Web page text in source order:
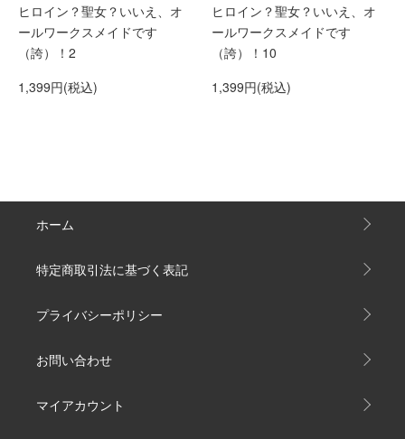
ヒロイン？聖女？いいえ、オ
ールワークスメイドです
（誇）！2
1,399円(税込)
ヒロイン？聖女？いいえ、オ
ールワークスメイドです
（誇）！10
1,399円(税込)
ホーム
特定商取引法に基づく表記
プライバシーポリシー
お問い合わせ
マイアカウント